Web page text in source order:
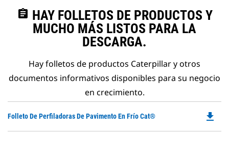
assignment HAY FOLLETOS DE PRODUCTOS Y
MUCHO MÁS LISTOS PARA LA
DESCARGA.
Hay folletos de productos Caterpillar y otros
documentos informativos disponibles para su negocio
en crecimiento.
Folleto De Perfiladoras De Pavimento En Frío Cat® file_download